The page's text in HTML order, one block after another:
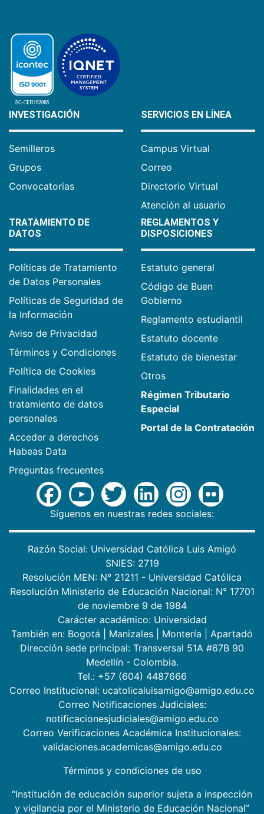
INVESTIGACIÓN
Semilleros
Grupos
Convocatorias
SERVICIOS EN LÍNEA
Campus Virtual
Correo
Directorio Virtual
Atención al usuario
TRATAMIENTO DE
DATOS
Políticas de Tratamiento
de Datos Personales
Políticas de Seguridad de
la Información
Aviso de Privacidad
Términos y Condiciones
Política de Cookies
Finalidades en el
tratamiento de datos
personales
Acceder a derechos
Habeas Data
Preguntas frecuentes
REGLAMENTOS Y
DISPOSICIONES
Estatuto general
Código de Buen
Gobierno
Reglamento estudiantil
Estatuto docente
Estatuto de bienestar
Otros
Régimen Tributario
Especial
Portal de la Contratación
Síguenos en nuestras redes sociales:
Razón Social: Universidad Católica Luis Amigó
SNIES: 2719
Resolución MEN: N° 21211 - Universidad Católica
Resolución Ministerio de Educación Nacional: N° 17701
de noviembre 9 de 1984
Carácter académico: Universidad
También en: Bogotá Manizales Montería
Apartadó
Dirección sede principal: Transversal 51A #67B 90
Medellín - Colombia.
Tel.: +57 (604) 4487666
Correo Institucional: ucatolicaluisamigo@amigo.edu.co
Correo Notificaciones Judiciales:
notificacionesjudiciales@amigo.edu.co
Correo Verificaciones Académica Institucionales:
validaciones.academicas@amigo.edu.co
Términos y condiciones de uso
“Institución de educación superior sujeta a inspección
y vigilancia por el Ministerio de Educación Nacional”